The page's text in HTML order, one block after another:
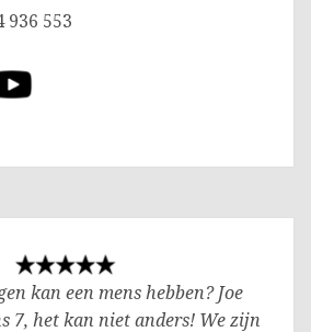
936 553
kan een mens hebben? Joe
7, het kan niet anders! We zijn